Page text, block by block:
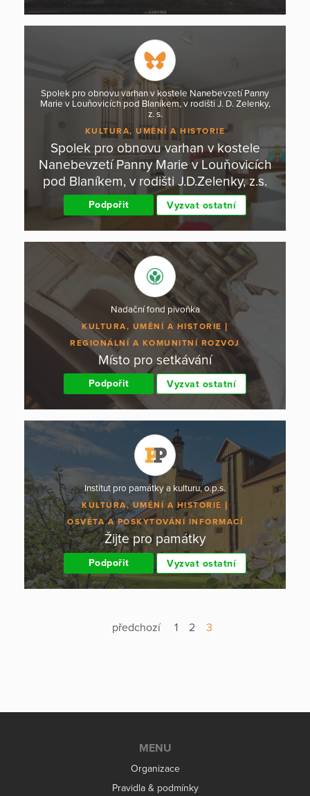
Spolek pro obnovu varhan v kostele Nanebevzetí Panny
Marie v Louňovicích pod Blaníkem, v rodišti J. D. Zelenky,
z. s.
KULTURA, UMĚNÍ A HISTORIE
Spolek pro obnovu varhan v kostele
Nanebevzetí Panny Marie v Louňovicích
pod Blaníkem, v rodišti J.D.Zelenky, z.s.
Podpořit Vyzvat ostatní
Nadační fond pivoňka
KULTURA, UMĚNÍ A HISTORIE
REGIONÁLNÍ A KOMUNITNÍ ROZVOJ
Místo pro setkávání
Podpořit Vyzvat ostatní
Institut pro památky a kulturu, o.p.s.
KULTURA, UMĚNÍ A HISTORIE
OSVĚTA A POSKYTOVÁNÍ INFORMACÍ
Žijte pro památky
Podpořit Vyzvat ostatní
předchozí 1 2 3
MENU
Organizace
Pravidla & podmínky